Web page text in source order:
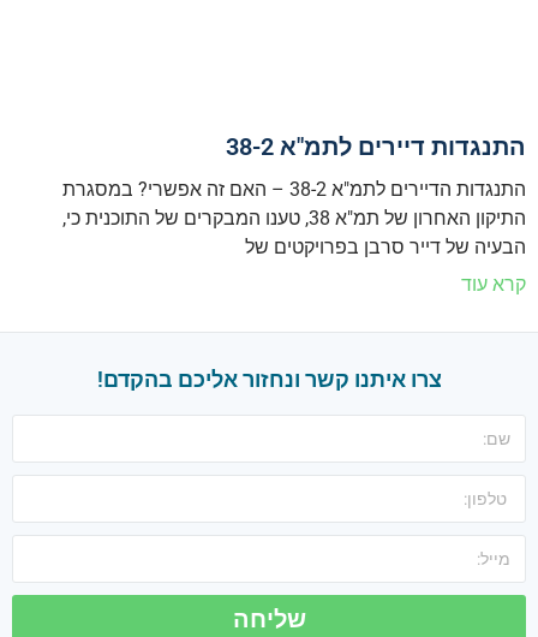
התנגדות דיירים לתמ"א 38-2
התנגדות הדיירים לתמ"א 38-2 – האם זה אפשרי? במסגרת
התיקון האחרון של תמ"א 38, טענו המבקרים של התוכנית כי,
הבעיה של דייר סרבן בפרויקטים של
קרא עוד
צרו איתנו קשר ונחזור אליכם בהקדם!
שליחה